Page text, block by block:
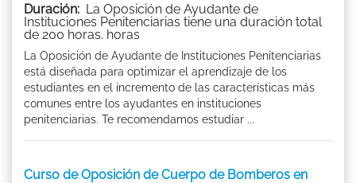
Duración: La Oposición de Ayudante de
Instituciones Penitenciarias tiene una duración total
de 200 horas. horas
La Oposición de Ayudante de Instituciones Penitenciarias
está diseñada para optimizar el aprendizaje de los
estudiantes en el incremento de las características más
comunes entre los ayudantes en instituciones
penitenciarias. Te recomendamos estudiar ...
Curso de Oposición de Cuerpo de Bomberos en